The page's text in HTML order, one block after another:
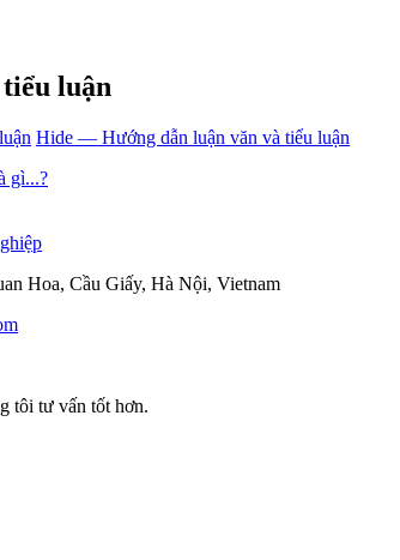
luận
Hide — Hướng dẫn luận văn và tiểu luận
gì...?
Hoa, Cầu Giấy, Hà Nội, Vietnam
tôi tư vấn tốt hơn.